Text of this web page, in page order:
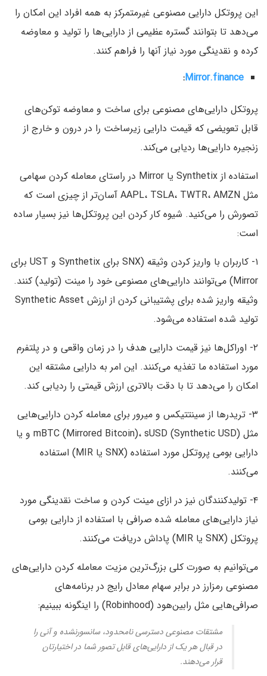
این پروتکل دارایی مصنوعی غیرمتمرکز به همه افراد این امکان را
می‌دهد تا بتوانند گستره عظیمی از دارایی‌ها را تولید و معاوضه
کرده و نقدینگی مورد نیاز آنها را فراهم کنند.
Mirror.finance
:
پروتکل دارایی‌های مصنوعی برای ساخت و معاوضه توکن‌های
قابل تعویضی که قیمت دارایی زیرساخت را در درون و خارج از
زنجیره دارایی‌ها ردیابی می‌کند.
استفاده از Synthetix یا Mirror در راستای معامله کردن سهامی
مثل AAPL‌، TSLA‌، TWTR‌، AMZN آسان‌تر از چیزی است که
تصورش را می‌کنید. شیوه کار کردن این پروتکل‌ها نیز بسیار ساده
است:
۱- کاربران با واریز کردن وثیقه (SNX برای Synthetix و UST برای
Mirror) می‌توانند دارایی‌های مصنوعی خود را مینت (تولید) کنند.
وثیقه واریز شده برای پشتیبانی کردن از ارزش Synthetic Asset
تولید شده استفاده می‌شود.
۲- اوراکل‌ها نیز قیمت دارایی هدف را در زمان واقعی و در پلتفرم
مورد استفاده ما تغذیه می‌کنند. این امر به دارایی مشتقه این
امکان را می‌دهد تا با دقت بالاتری ارزش قیمتی را ردیابی کند.
۳- تریدر‌ها از سینتتیکس و میرور برای معامله کردن دارایی‌هایی
مثل mBTC (Mirrored Bitcoin)، sUSD (Synthetic USD) و یا
دارایی بومی پروتکل مورد استفاده (SNX یا MIR) استفاده
می‌کنند.
۴- تولید‌کنندگان نیز در ازای مینت کردن و ساخت نقدینگی مورد
نیاز دارایی‌های معامله شده صرافی با استفاده از دارایی بومی
پروتکل (SNX یا MIR) پاداش دریافت می‌کنند.
می‌توانیم به صورت کلی بزرگ‌ترین مزیت معامله کردن دارایی‌های
مصنوعی رمزارز در برابر سهام معادل رایج در برنامه‌های
صرافی‌هایی مثل رابین‌هود (Robinhood) را اینگونه ببینیم:
مشتقات مصنوعی دسترسی نامحدود، سانسور‌نشده و آنی را
در قبال هر یک از دارایی‌های قابل تصور شما در اختیارتان
قرار می‌دهند.